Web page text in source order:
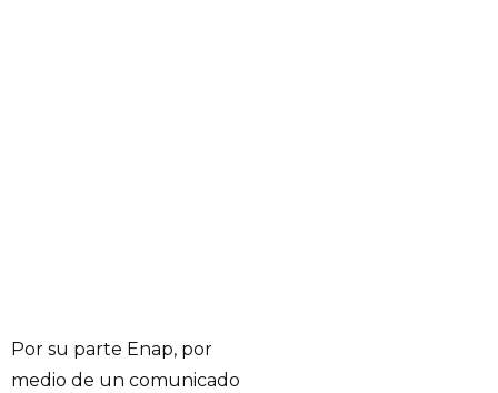
Por su parte Enap, por
medio de un comunicado